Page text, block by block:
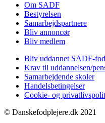
Om SADF
Bestyrelsen
Samarbejdspartnere
Bliv annoncør
Bliv medlem
Bliv uddannet SADF-
Krav til uddannelsen/
Samarbejdende skoler
Handelsbetingelser
Cookie- og
© Danskefodplejere.dk 2021